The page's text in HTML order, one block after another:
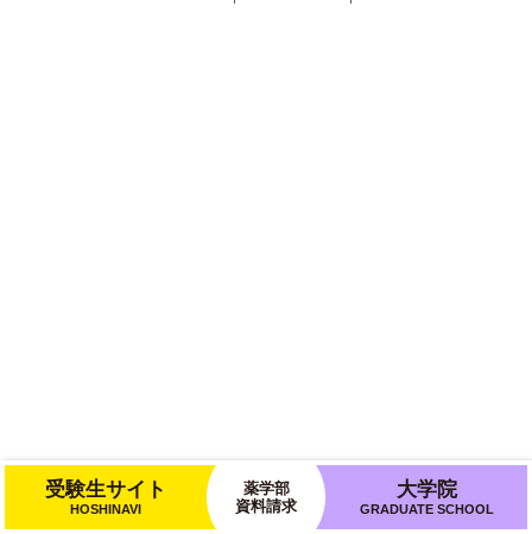
受験生サイト
HOSHINAVI
薬学部
資料請求
大学院
GRADUATE SCHOOL